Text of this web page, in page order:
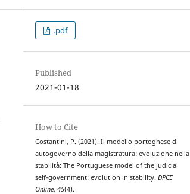
.pdf
Published
2021-01-18
How to Cite
Costantini, P. (2021). Il modello portoghese di
autogoverno della magistratura: evoluzione nella
stabilità: The Portuguese model of the judicial
self-government: evolution in stability.DPCE
Online,45(4).